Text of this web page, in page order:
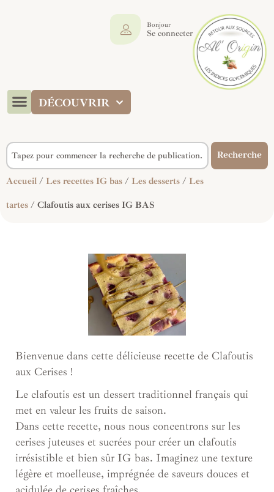
DÉCOUVRIR
Bonjour
Se connecter
Recherche
Accueil / Les recettes IG bas / Les desserts / Les
tartes / Clafoutis aux cerises IG BAS
Bienvenue dans cette délicieuse recette de Clafoutis
aux Cerises !
Le clafoutis est un dessert traditionnel français qui
met en valeur les fruits de saison.
Dans cette recette, nous nous concentrons sur les
cerises juteuses et sucrées pour créer un clafoutis
irrésistible et bien sûr IG bas. Imaginez une texture
légère et moelleuse, imprégnée de saveurs douces et
acidulée de cerises fraîches.